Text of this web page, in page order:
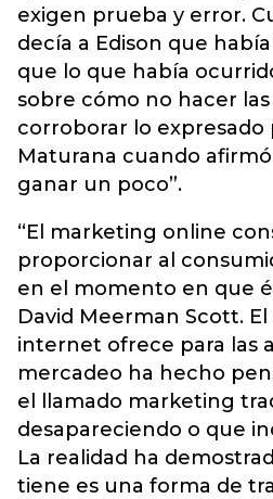
exigen prueba y error.
decía a Edison que
que lo que había
sobre cómo no hacer las
corroborar lo expresado
Maturana cuando
ganar un poco”.
“El marketing online
proporcionar al
en el momento en que
David Meerman Scott.
internet ofrece para las
mercadeo ha hecho
el llamado marketing
desapareciendo o que
La realidad ha
tiene es una forma de